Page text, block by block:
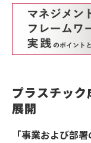
プラスチッ
展開
「事業および部署